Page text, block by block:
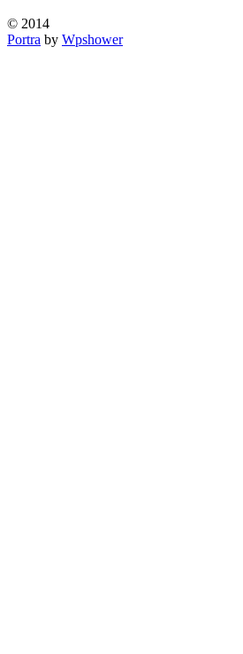
© 2014
Portra by Wpshower